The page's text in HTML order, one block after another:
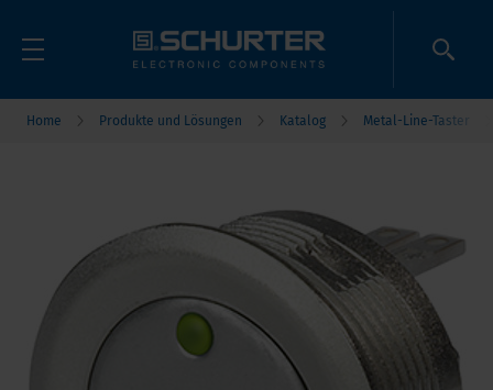
Home Produkte und Lösungen Katalog Metal-Line-Taster